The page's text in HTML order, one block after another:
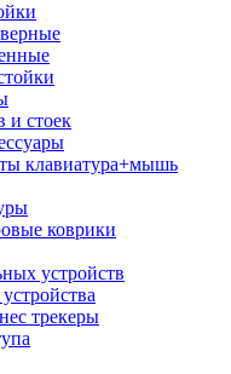
и стоек
клавиатура+мышь
коврики
устройств
трекеры